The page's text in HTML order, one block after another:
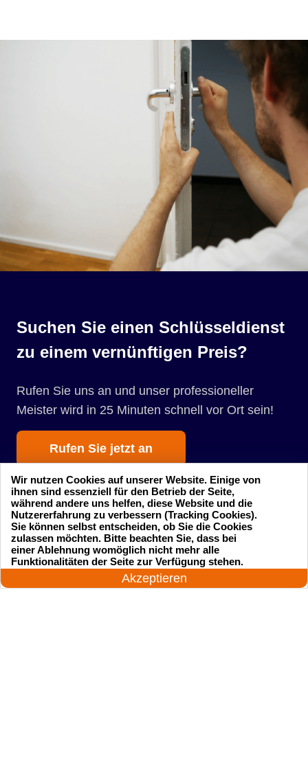
Suchen Sie einen Schlüsseldienst
zu einem vernünftigen Preis?
Rufen Sie uns an und unser professioneller
Meister wird in 25 Minuten schnell vor Ort sein!
Rufen Sie jetzt an
Startseite Einsatzgebiete
Preise
24 Stunden am Tag
Akzeptieren
Wir nutzen Cookies auf unserer Website. Einige von
ihnen sind essenziell für den Betrieb der Seite,
während andere uns helfen, diese Website und die
Nutzererfahrung zu verbessern (Tracking Cookies).
Sie können selbst entscheiden, ob Sie die Cookies
zulassen möchten. Bitte beachten Sie, dass bei
einer Ablehnung womöglich nicht mehr alle
Funktionalitäten der Seite zur Verfügung stehen.